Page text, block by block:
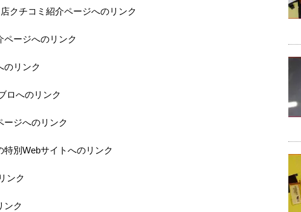
クチコミ紹介ページへのリンク
ページへのリンク
のリンク
ロへのリンク
ージへのリンク
別Webサイトへのリンク
ンク
ンク